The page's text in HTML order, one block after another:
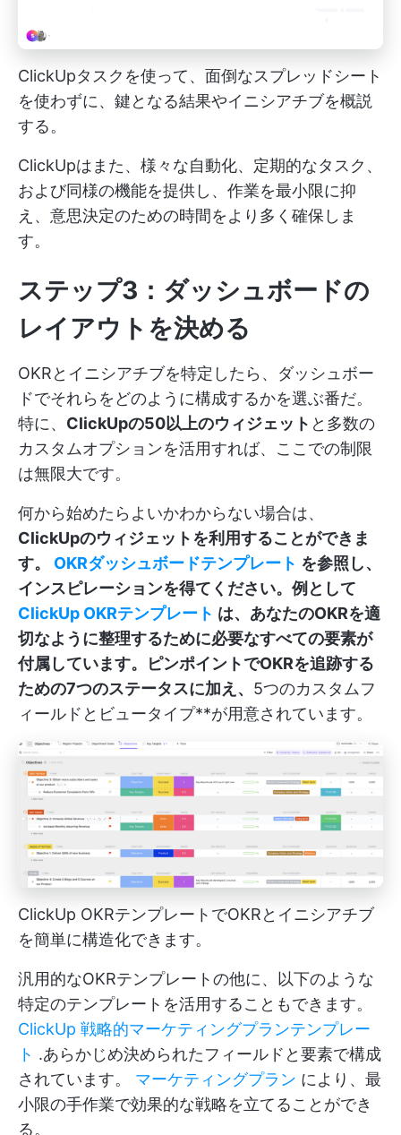
ClickUpタスクを使って、面倒なスプレッドシート
を使わずに、鍵となる結果やイニシアチブを概説
する。
ClickUpはまた、様々な自動化、定期的なタスク、
および同様の機能を提供し、作業を最小限に抑
え、意思決定のための時間をより多く確保しま
す。
ステップ3：ダッシュボードの
レイアウトを決める
OKRとイニシアチブを特定したら、ダッシュボー
ドでそれらをどのように構成するかを選ぶ番だ。
特に、 ClickUpの50以上のウィジェット と多数の
カスタムオプションを活用すれば、ここでの制限
は無限大です。
何から始めたらよいかわからない場合は、
ClickUpのウィジェットを利用することができま
す。 OKRダッシュボードテンプレート を参照し、
インスピレーションを得てください。例として
ClickUp OKRテンプレート は、あなたのOKRを適
切なように整理するために必要なすべての要素が
付属しています。ピンポイントでOKRを追跡する
ための7つのステータスに加え、 5つのカスタムフ
ィールドとビュータイプ**が用意されています。
ClickUp OKRテンプレートでOKRとイニシアチブ
を簡単に構造化できます。
汎用的なOKRテンプレートの他に、以下のような
特定のテンプレートを活用することもできます。
ClickUp 戦略的マーケティングプランテンプレー
ト .あらかじめ決められたフィールドと要素で構成
されています。 マーケティングプラン により、最
小限の手作業で効果的な戦略を立てることができ
る。